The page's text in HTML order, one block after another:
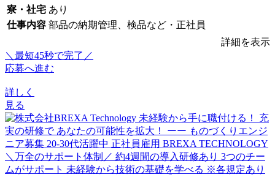
寮・社宅 あり
仕事内容 部品の納期管理、検品など・正社員
詳細を表示
＼最短45秒で完了／
応募へ進む
詳しく
見る